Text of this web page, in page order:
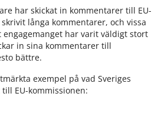
har skickat in kommentarer till EU-
långa kommentarer, och vissa
har varit väldigt stort
in sina kommentarer till
bättre.
exempel på vad Sveriges
EU-kommissionen: